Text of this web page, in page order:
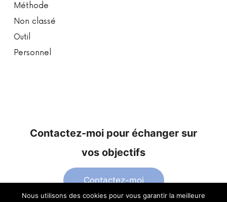
Méthode
Non classé
Outil
Personnel
Contactez-moi pour échanger sur
vos objectifs
Contactez-moi
Nous utilisons des cookies pour vous garantir la meilleure